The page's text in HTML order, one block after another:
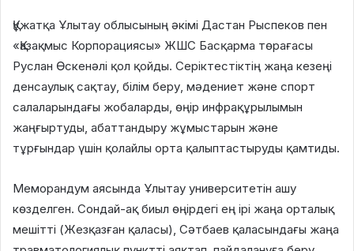
Құжатқа Ұлытау облысының әкімі Дастан Рыспеков пен
«Қазақмыс Корпорациясы» ЖШС Басқарма төрағасы
Руслан Өскенәлі қол қойды. Серіктестіктің жаңа кезеңі
денсаулық сақтау, білім беру, мәдениет және спорт
салаларындағы жобаларды, өңір инфрақұрылымын
жаңғыртуды, абаттандыру жұмыстарын және
тұрғындар үшін қолайлы орта қалыптастыруды қамтиды.
Меморандум аясында Ұлытау университетін ашу
көзделген. Сондай-ақ биыл өңірдегі ең ірі жаңа орталық
мешітті (Жезқазған қаласы), Сәтбаев қаласындағы жаңа